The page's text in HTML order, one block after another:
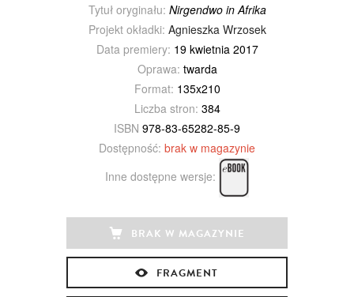
Tytuł oryginału: Nirgendwo in Afrika
Projekt okładki: Agnieszka Wrzosek
Data premiery: 19 kwietnia 2017
Oprawa: twarda
Format: 135x210
Liczba stron: 384
ISBN 978-83-65282-85-9
Dostępność: brak w magazynie
Inne dostępne wersje:
BRAK W MAGAZYNIE
FRAGMENT